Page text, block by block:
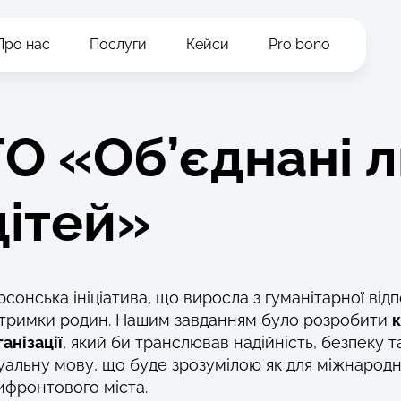
нас Послуги Кейси Pro bono
«Об’єднані
ініціатива, що виросла з гуманітарної
родин. Нашим завданням було розробити
, який би транслював надійність, безпеку
мову, що буде зрозумілою як для
міста.